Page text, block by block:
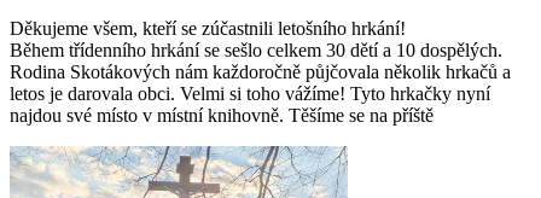
Děkujeme všem, kteří se zúčastnili letošního hrkání!
Během třídenního hrkání se sešlo celkem 30 dětí a 10 dospělých.
Rodina Skotákových nám každoročně půjčovala několik hrkačů a
letos je darovala obci. Velmi si toho vážíme! Tyto hrkačky nyní
najdou své místo v místní knihovně. Těšíme se na příště